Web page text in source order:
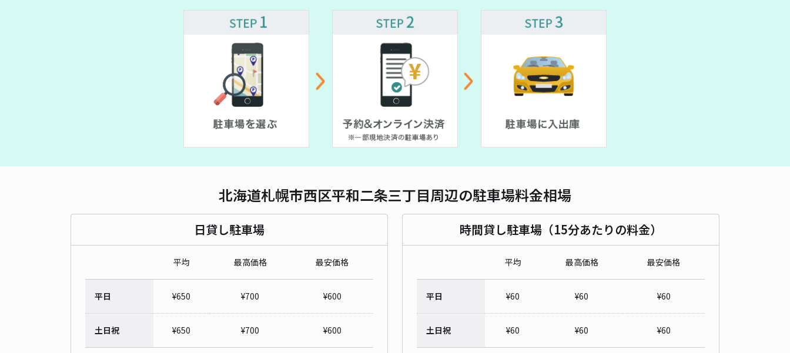
北海道札幌市西区平和二条三丁目周辺の駐車場料金相場
日貸し駐車場
平均 最高価格 最安価格
平日 ¥650 ¥700 ¥600
土日祝 ¥650 ¥700 ¥600
時間貸し駐車場（15分あたりの料金）
平均 最高価格 最安価格
平日 ¥60 ¥60 ¥60
土日祝 ¥60 ¥60 ¥60